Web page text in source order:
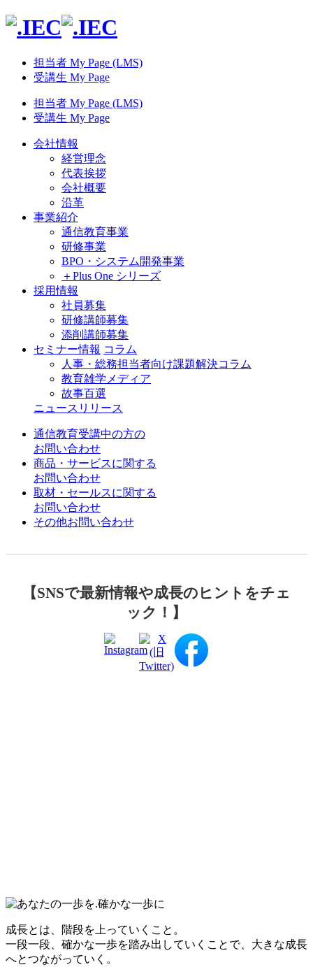
担当者 My Page (LMS)
受講生 My Page
担当者 My Page (LMS)
受講生 My Page
会社情報
経営理念
代表挨拶
会社概要
沿革
事業紹介
通信教育事業
研修事業
BPO・システム開発事業
＋Plus One シリーズ
採用情報
社員募集
研修講師募集
添削講師募集
セミナー情報 コラム
人事・総務担当者向け課題解決コラム
教育雑学メディア
故事百選
ニュースリリース
通信教育受講中の方の
お問い合わせ
商品・サービスに関する
お問い合わせ
取材・セールスに関する
お問い合わせ
その他お問い合わせ
【SNSで最新情報や成長のヒントをチェ
ック！】
成長とは、階段を上っていくこと。
一段一段、確かな一歩を踏み出していくことで、大きな成長
へとつながっていく。